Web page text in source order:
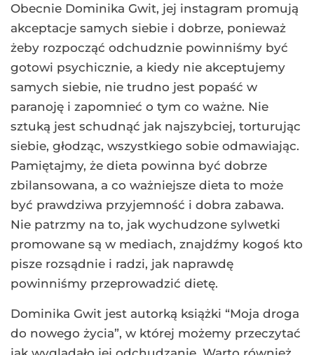
Obecnie Dominika Gwit, jej instagram promują
akceptacje samych siebie i dobrze, ponieważ
żeby rozpocząć odchudznie powinniśmy być
gotowi psychicznie, a kiedy nie akceptujemy
samych siebie, nie trudno jest popaść w
paranoję i zapomnieć o tym co ważne. Nie
sztuką jest schudnąć jak najszybciej, torturując
siebie, głodząc, wszystkiego sobie odmawiając.
Pamiętajmy, że dieta powinna być dobrze
zbilansowana, a co ważniejsze dieta to może
być prawdziwa przyjemność i dobra zabawa.
Nie patrzmy na to, jak wychudzone sylwetki
promowane są w mediach, znajdźmy kogoś kto
pisze rozsądnie i radzi, jak naprawdę
powinniśmy przeprowadzić dietę.
Dominika Gwit jest autorką książki “Moja droga
do nowego życia”, w której możemy przeczytać